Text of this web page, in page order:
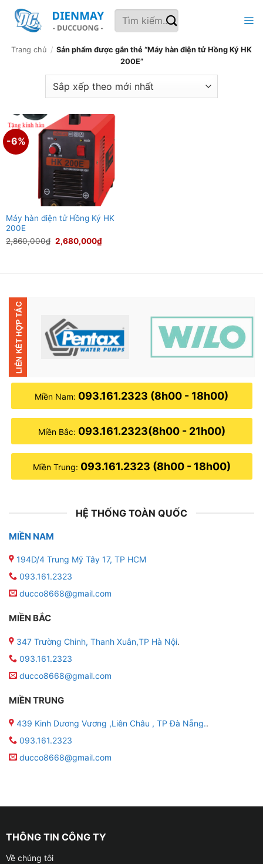
qua
dung
Tìm
kiếm:
Trang chủ / Sản phẩm được gắn thẻ “Máy hàn điện tử Hồng Ký HK
200E”
-6%
Máy hàn điện tử Hồng Ký HK
200E
2,860,000₫ Giá
gốc
2,680,000₫Giá
Miền Nam: 093.161.2323 (8h00 - 18h00)
Miền Bắc: 093.161.2323(8h00 - 21h00)
Miền Trung: 093.161.2323 (8h00 - 18h00)
HỆ THỐNG TOÀN QUỐC
MIỀN NAM
194D/4 Trung Mỹ Tây 17, TP HCM
093.161.2323
ducco8668@gmail.com
MIỀN BẮC
347 Trường Chinh, Thanh Xuân,TP Hà Nội.
093.161.2323
ducco8668@gmail.com
MIỀN TRUNG
439 Kinh Dương Vương ,Liên Châu , TP Đà Nẵng..
093.161.2323
ducco8668@gmail.com
THÔNG TIN CÔNG TY
Về chúng tôi